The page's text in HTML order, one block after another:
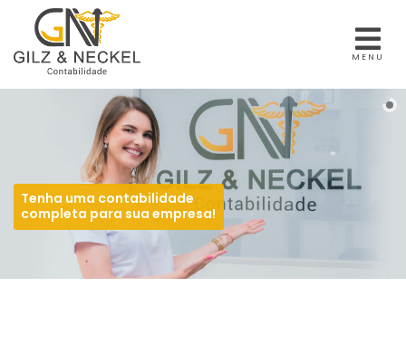
MENU
Tenha uma contabilidade
completa para sua empresa!